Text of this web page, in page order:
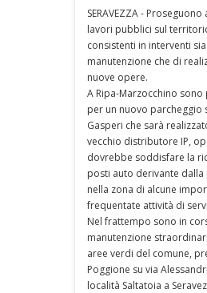
SERAVEZZA -
lavori pubblici sul
consistenti in interventi
manutenzione che di
nuove opere.
A Ripa-Marzocchino
per un nuovo parcheggio
Gasperi che sarà
vecchio distributore IP,
dovrebbe soddisfare la
posti auto derivante dalla
nella zona di alcune
frequentate attività di
Nel frattempo sono in
manutenzione
aree verdi del comune,
Poggione su via
località Saltatoia a